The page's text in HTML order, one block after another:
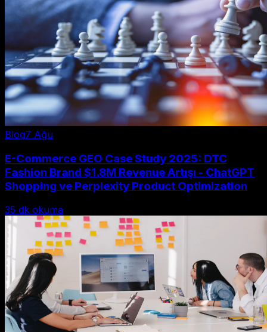
Blog7 Ağu
E-Commerce GEO Case Study 2025: DTC
Fashion Brand $1.8M Revenue Artışı - ChatGPT
Shopping ve Perplexity Product Optimization
35 dk okuma